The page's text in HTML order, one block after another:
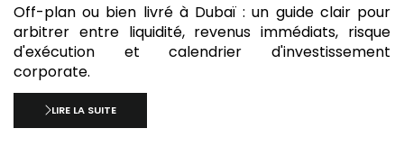
Off-plan ou bien livré à Dubaï : un guide clair pour
arbitrer entre liquidité, revenus immédiats, risque
d'exécution et calendrier d'investissement
corporate.
LIRE LA SUITE